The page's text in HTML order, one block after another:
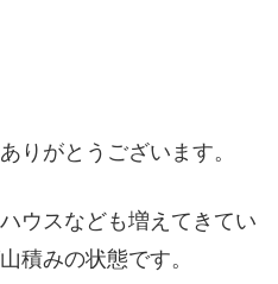
りがとうございます。
ウスなども増えてきてい
積みの状態です。